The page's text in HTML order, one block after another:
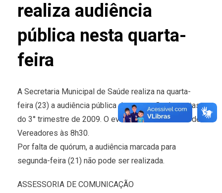
realiza audiência
pública nesta quarta-
feira
A Secretaria Municipal de Saúde realiza na quarta-
feira (23) a audiência pública de prestação de contas
do 3° trimestre de 2009. O evento será na Câmara de
Vereadores às 8h30.
Por falta de quórum, a audiência marcada para
segunda-feira (21) não pode ser realizada.
ASSESSORIA DE COMUNICAÇÃO